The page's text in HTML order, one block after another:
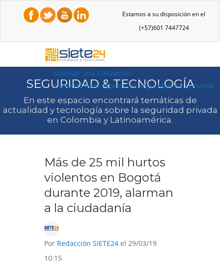
Estamos a su disposición en el
(+57)601 7447724
Solicitar una Cotización
Contacta a un experto en seguridad empresarial
SEGURIDAD & TECNOLOGÍA
En este espacio encontrará temáticas de
actualidad y tecnología sobre la seguridad privada
en Colombia y Latinoamérica.
Más de 25 mil hurtos
violentos en Bogotá
durante 2019, alarman
a la ciudadanía
Por Redacción SIETE24 el 29/03/19
10:15